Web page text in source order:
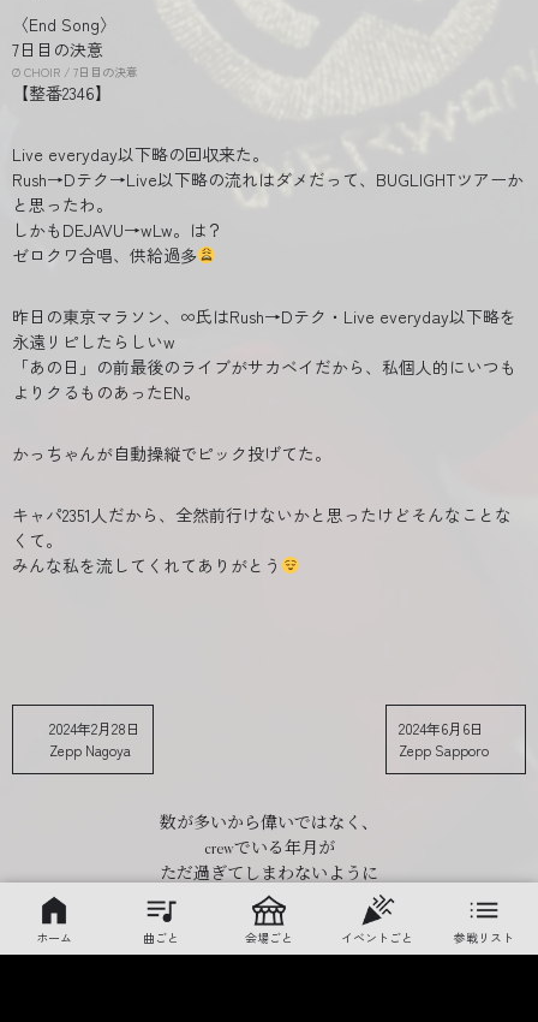
〈End Song〉
7日目の決意
Ø CHOIR / 7日目の決意
【整番2346】
Live everyday以下略の回収来た。
Rush→Dテク→Live以下略の流れはダメだって、BUGLIGHTツアーか
と思ったわ。
しかもDEJAVU→wLw。は？
ゼロクワ合唱、供給過多
昨日の東京マラソン、∞氏はRush→Dテク・Live everyday以下略を
永遠リピしたらしいw
「あの日」の前最後のライブがサカベイだから、私個人的にいつも
よりクるものあったEN。
かっちゃんが自動操縦でピック投げてた。
キャパ2351人だから、全然前行けないかと思ったけどそんなことな
くて。
みんな私を流してくれてありがとう
2024年2月28日
Zepp Nagoya
2024年6月6日
Zepp Sapporo
数が多いから偉いではなく、
crewでいる年月が
ただ過ぎてしまわないように
楽しかった一瞬をなるべく
忘れないようにするための記録
プライバシーポリシー
ホーム 曲ごと 会場ごと イベントごと 参戦リスト